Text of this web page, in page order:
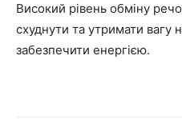
Високий рівень обміну
схуднути та утримати вагу
забезпечити енергією.